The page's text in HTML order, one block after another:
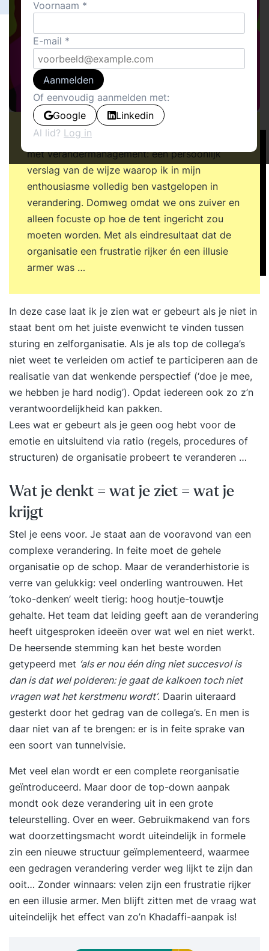
Dit artikel is gebaseerd op mijn eigen ervaring
met verandermanagement: een persoonlijk
verslag van de wijze waarop ik in mijn
enthousiasme volledig ben vastgelopen in
verandering. Domweg omdat we ons zuiver en
alleen focuste op hoe de tent ingericht zou
moeten worden. Met als eindresultaat dat de
organisatie een frustratie rijker én een illusie
armer was …
In deze case laat ik je zien wat er gebeurt als je niet in
staat bent om het juiste evenwicht te vinden tussen
sturing en zelforganisatie. Als je als top de collega’s
niet weet te verleiden om actief te participeren aan de
realisatie van dat wenkende perspectief (‘doe je mee,
we hebben je hard nodig’). Opdat iedereen ook zo z’n
verantwoordelijkheid kan pakken.
Lees wat er gebeurt als je geen oog hebt voor de
emotie en uitsluitend via ratio (regels, procedures of
structuren) de organisatie probeert te veranderen …
Wat je denkt = wat je ziet = wat je
krijgt
Stel je eens voor. Je staat aan de vooravond van een
complexe verandering. In feite moet de gehele
organisatie op de schop. Maar de veranderhistorie is
verre van gelukkig: veel onderling wantrouwen. Het
‘toko-denken’ weelt tierig: hoog houtje-touwtje
gehalte. Het team dat leiding geeft aan de verandering
heeft uitgesproken ideeën over wat wel en niet werkt.
De heersende stemming kan het beste worden
getypeerd met ‘als er nou één ding niet succesvol is
dan is dat wel polderen: je gaat de kalkoen toch niet
vragen wat het kerstmenu wordt’. Daarin uiteraard
gesterkt door het gedrag van de collega’s. En men is
daar niet van af te brengen: er is in feite sprake van
een soort van tunnelvisie.
Met veel elan wordt er een complete reorganisatie
geïntroduceerd. Maar door de top-down aanpak
mondt ook deze verandering uit in een grote
teleurstelling. Over en weer. Gebruikmakend van fors
wat doorzettingsmacht wordt uiteindelijk in formele
zin een nieuwe structuur geïmplementeerd, waarmee
een gedragen verandering verder weg lijkt te zijn dan
ooit… Zonder winnaars: velen zijn een frustratie rijker
en een illusie armer. Men blijft zitten met de vraag wat
uiteindelijk het effect van zo’n Khadaffi-aanpak is!
Voornaam
E-mail
Aanmelden
Of eenvoudig aanmelden met:
Google
Linkedin
Al lid? Log in